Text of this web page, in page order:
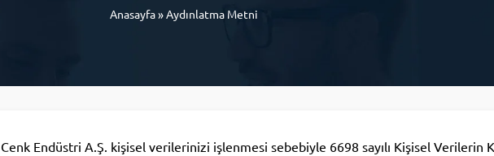
Anasayfa»Aydınlatma Metni
Cenk Endüstri A.Ş. kişisel verilerinizi işlenmesi sebebiyle 6698 sayılı Kişisel Verilerin